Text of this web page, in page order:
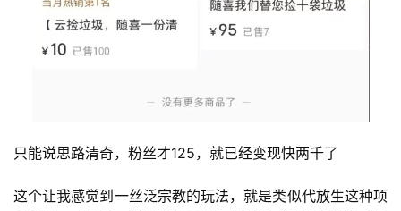
只能说思路清奇，粉丝才125，就已经变现快两千了
这个让我感觉到一丝泛宗教的玩法，就是类似代放生这种项